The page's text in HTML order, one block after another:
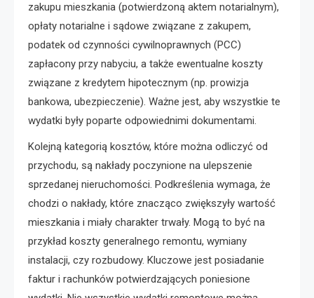
zakupu mieszkania (potwierdzoną aktem notarialnym),
opłaty notarialne i sądowe związane z zakupem,
podatek od czynności cywilnoprawnych (PCC)
zapłacony przy nabyciu, a także ewentualne koszty
związane z kredytem hipotecznym (np. prowizja
bankowa, ubezpieczenie). Ważne jest, aby wszystkie te
wydatki były poparte odpowiednimi dokumentami.
Kolejną kategorią kosztów, które można odliczyć od
przychodu, są nakłady poczynione na ulepszenie
sprzedanej nieruchomości. Podkreślenia wymaga, że
chodzi o nakłady, które znacząco zwiększyły wartość
mieszkania i miały charakter trwały. Mogą to być na
przykład koszty generalnego remontu, wymiany
instalacji, czy rozbudowy. Kluczowe jest posiadanie
faktur i rachunków potwierdzających poniesione